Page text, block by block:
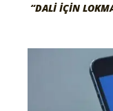
“DALI İÇIN